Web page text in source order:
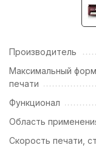
Производитель
Максимальный
печати
Функционал
Область
Скорость печати,